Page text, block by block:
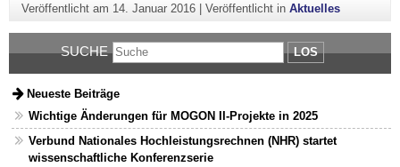
Veröffentlicht am 14. Januar 2016| Veröffentlicht in Aktuelles
SUCHE LOS
Neueste Beiträge
Wichtige Änderungen für MOGON II-Projekte in 2025
Verbund Nationales Hochleistungsrechnen (NHR) startet
wissenschaftliche Konferenzserie